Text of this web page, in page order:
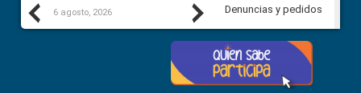
Previous
6 agosto, 2026 5 agosto, 2026
Next
Denuncias y pedidos